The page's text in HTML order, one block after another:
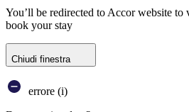
You’ll be redirected to Accor website to
book your stay
Chiudi finestra
errore (i)